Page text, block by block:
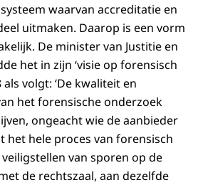
waarvan accreditatie en
uitmaken. Daarop is een vorm
De minister van Justitie en
het in zijn ‘visie op forensisch
volgt: ‘De kwaliteit en
het forensische onderzoek
ongeacht wie de aanbieder
het hele proces van forensisch
van sporen op de
de rechtszaal, aan dezelfde